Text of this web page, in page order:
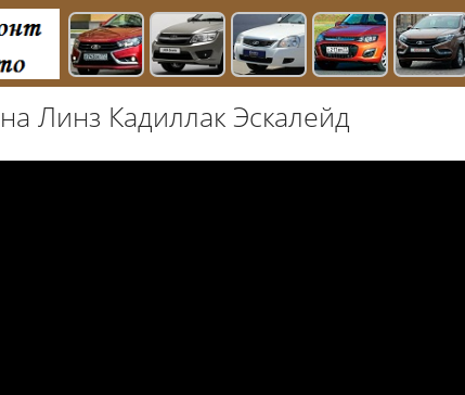
Линз Кадиллак Эскалейд